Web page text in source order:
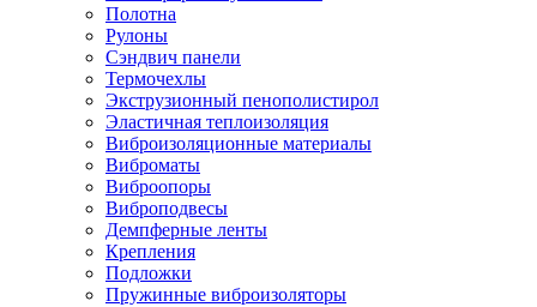
Полотна
Рулоны
Сэндвич панели
Термочехлы
Экструзионный пенополистирол
Эластичная теплоизоляция
Виброизоляционные материалы
Виброматы
Виброопоры
Виброподвесы
Демпферные ленты
Крепления
Подложки
Пружинные виброизоляторы